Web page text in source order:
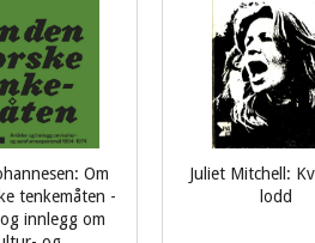
Om
tenkemåten -
innlegg om
Juliet Mitchell:
lodd